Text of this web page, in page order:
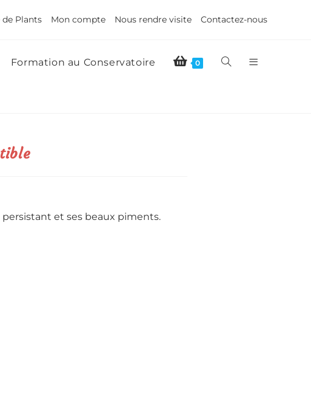
de Plants Mon compte Nous rendre visite Contactez-nous
Formation au Conservatoire 0
et ses beaux piments.